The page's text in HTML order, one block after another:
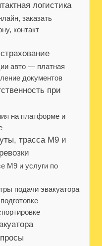
логистика
заказать
контакт
авто — платная
документов
при
на платформе и
трасса М9 и
М9 и услуги по
подачи эвакуатора